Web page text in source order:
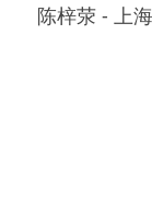
陈梓荥 - 上